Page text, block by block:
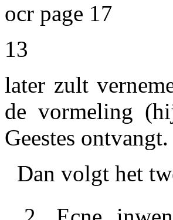
ocr page 17
13
later zult
de vormeling
Geestes ontvangt.
Dan volgt het